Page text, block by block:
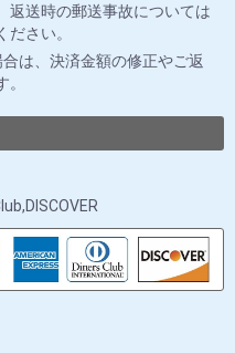
返送時の郵送事故については
さい。
は、決済金額の修正やご返